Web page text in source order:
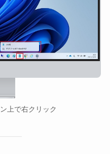
上で右クリック